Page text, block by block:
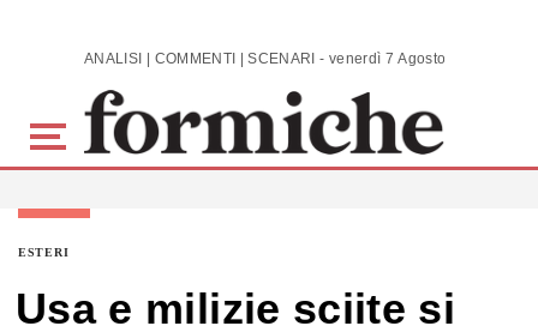
Skip to main content ANALISI | COMMENTI | SCENARI - venerdì 7 Agosto 2026
ESTERI
Usa e milizie sciite si